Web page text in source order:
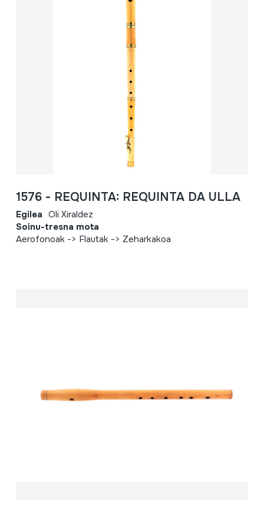
1576 - REQUINTA: REQUINTA DA ULLA
Egilea Oli Xiraldez
Soinu-tresna mota
Aerofonoak -> Flautak -> Zeharkakoa